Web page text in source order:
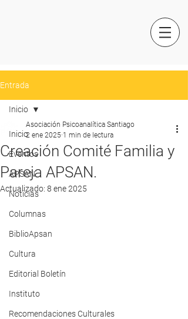
Entrada
Inicio
Eventos
APSAN
Noticias
Columnas
BiblioApsan
Cultura
Editorial Boletín
Instituto
Recomendaciones Culturales
Inicio
Creación Comité Familia y
Pareja APSAN.
Asociación Psicoanalítica Santiago
2 ene 2025 1 min de lectura
Actualizado: 8 ene 2025